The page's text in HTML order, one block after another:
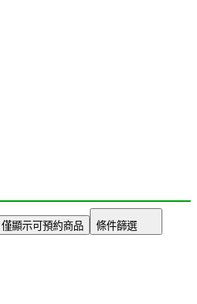
僅顯示可預約商品 條件篩選